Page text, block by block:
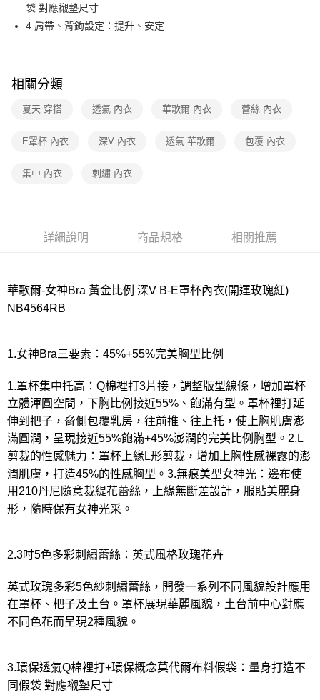
付款後全家取貨
每筆NT$80，滿NT$1,000(含以上)免運費
每筆NT$80，滿NT$1,000(含以上)免運費
宅配
付款後門市自取
袋 對應襯墊尺寸
4.肩帶、背鉤設定：提升、安定
相關分類
夏天 穿搭 透氣 內衣 華歌爾 內衣 蕾絲 內衣
E罩杯 內衣 深V 內衣 透氣 華歌爾 包覆 內衣
集中 內衣 刺繡 內衣
詳細說明 商品規格 相關推薦
華歌爾-女神Bra 黃金比例 深V B-E罩杯內衣(開運玫瑰紅)
NB4564RB
1.女神Bra三要素：45%+55%完美胸型比例
1.罩杯集中托高：Q棉裡打3片接，調整版型線條，增加罩杯
立體渾圓空間，下胸比例接近55%、飽滿有型。罩杯裡打延
伸到把子，脅側包覆乳房，往前推、往上托，使上胸肌膚澎
滿圓潤，呈現接近55%飽滿+45%澎潤的完美比例胸型。2.L
剪裁的性感魅力：罩杯上緣L形剪裁，增加上胸性感裸露的澎
潤肌膚，打造45%的性感胸型。3.無痕美型女神光：邊布使
用210丹尼隨意裁緹花蕾絲，上緣無斷差設計，服貼美麗身
形，隨時保有女神光采。
2.3吋5色多彩刺繡蕾絲：英式風格玫瑰花卉
英式玫瑰多彩5色紗刺繡蕾絲，開發一系列不同風貌設計應用
在罩杯、杷子及土台。罩杯展現華麗風貌，土台前中心對應
不同色花而呈現2種風貌。
3.環保透氣Q棉裡打+環保概念莫代爾布料假袋：量身打造不
同假袋 對應襯墊尺寸